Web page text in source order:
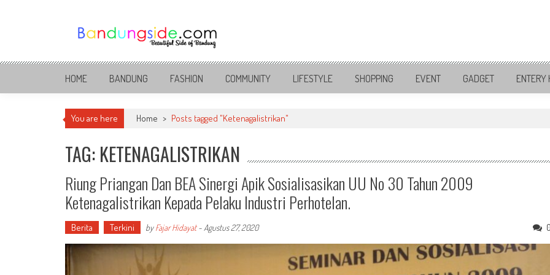
Bandung Side
Sisi Cantik Bandung
HOME BANDUNG FASHION COMMUNITY LIFESTYLE SHOPPING EVENT GADGET ENTERY
You are here Home > Posts tagged "Ketenagalistrikan"
TAG: KETENAGALISTRIKAN
Riung Priangan Dan BEA Sinergi Apik Sosialisasikan UU No 30 Tahun 2009
Ketenagalistrikan Kepada Pelaku Industri Perhotelan.
Berita Terkini byFajar Hidayat- Agustus 27, 2020 0